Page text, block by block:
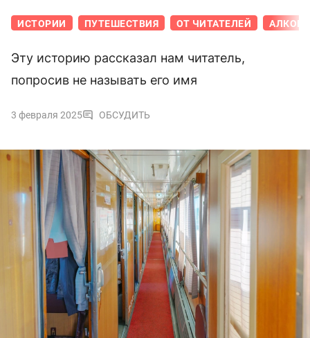
ИСТОРИИ ПУТЕШЕСТВИЯ ОТ ЧИТАТЕЛЕЙ
Эту историю рассказал нам читатель,
попросив не называть его имя
3 февраля 2025 ОБСУДИТЬ